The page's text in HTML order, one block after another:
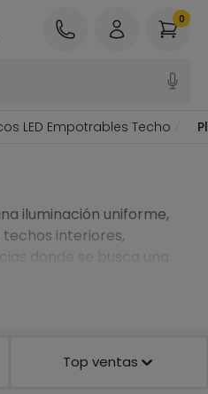
0
LED Empotrables Techo
iluminación uniforme,
interiores,
donde se busca una
Top ventas